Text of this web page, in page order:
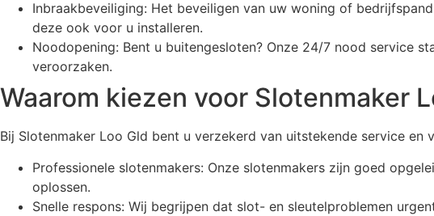
Inbraakbeveiliging: Het beveiligen van uw woning of
deze ook voor u installeren.
Noodopening: Bent u buitengesloten? Onze 24/7 nood service
veroorzaken.
Waarom kiezen voor Slotenmaker
Bij Slotenmaker Loo Gld bent u verzekerd van uitstekende service
Professionele slotenmakers: Onze slotenmakers zijn goed
oplossen.
Snelle respons: Wij begrijpen dat slot- en sleutelproblemen